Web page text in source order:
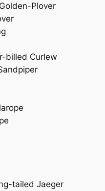
Plover
billed Curlew
tailed Jaeger